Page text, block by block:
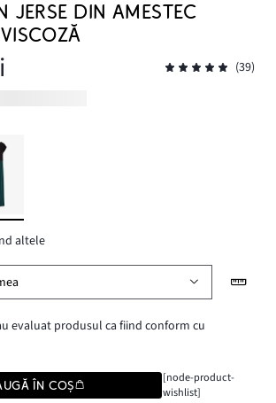
JERSE DIN AMESTEC
(39)
altele
evaluat produsul ca fiind conform cu
ÎN COȘ
[node-product-
wishlist]